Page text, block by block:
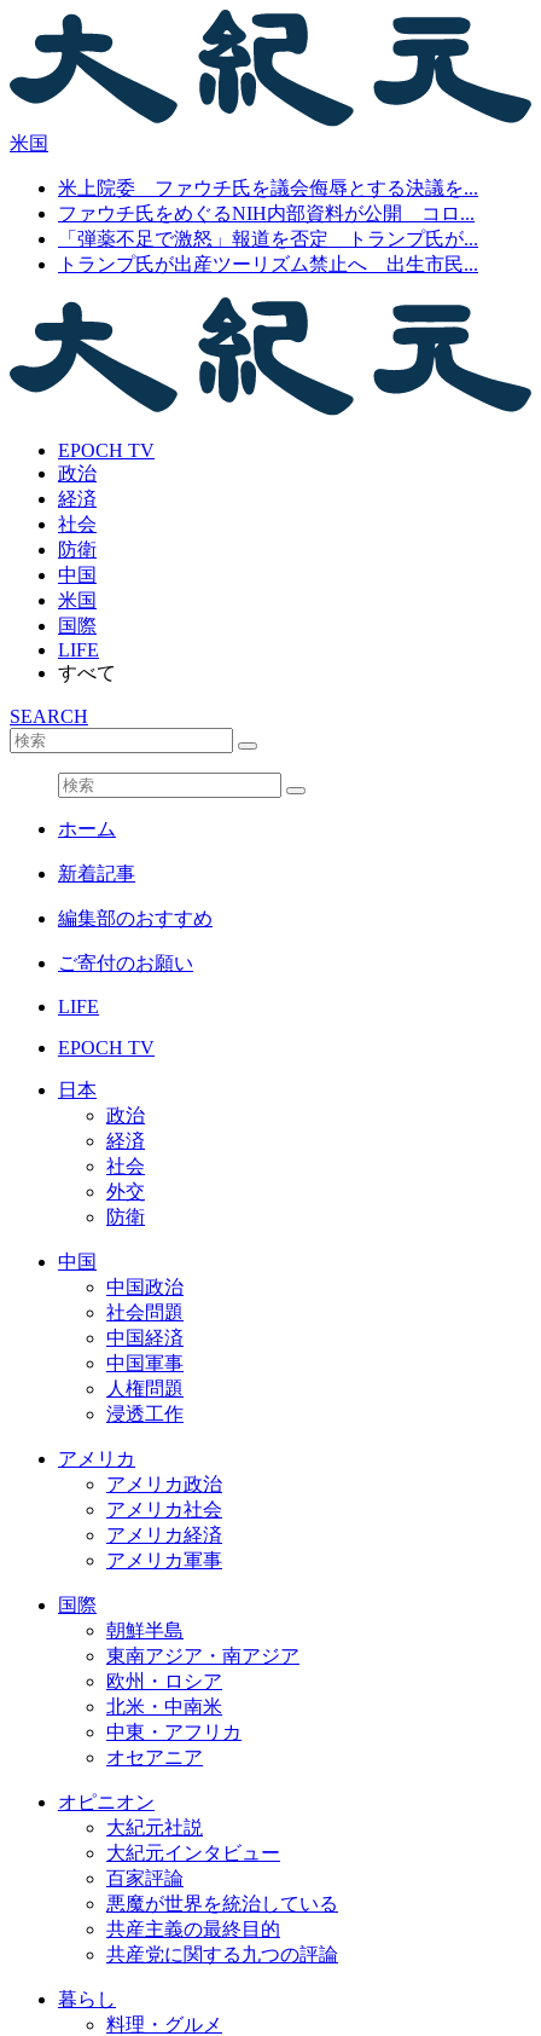
米国
米上院委 ファウチ氏を議会侮辱とする決議を...
ファウチ氏をめぐるNIH内部資料が公開 コロ...
「弾薬不足で激怒」報道を否定 トランプ氏が...
トランプ氏が出産ツーリズム禁止へ 出生市民...
EPOCH TV
政治
経済
社会
防衛
中国
米国
国際
LIFE
すべて
SEARCH
ホーム
新着記事
編集部のおすすめ
ご寄付のお願い
LIFE
EPOCH TV
日本
政治
経済
社会
外交
防衛
中国
中国政治
社会問題
中国経済
中国軍事
人権問題
浸透工作
アメリカ
アメリカ政治
アメリカ社会
アメリカ経済
アメリカ軍事
国際
朝鮮半島
東南アジア・南アジア
欧州・ロシア
北米・中南米
中東・アフリカ
オセアニア
オピニオン
大紀元社説
大紀元インタビュー
百家評論
悪魔が世界を統治している
共産主義の最終目的
共産党に関する九つの評論
暮らし
料理・グルメ